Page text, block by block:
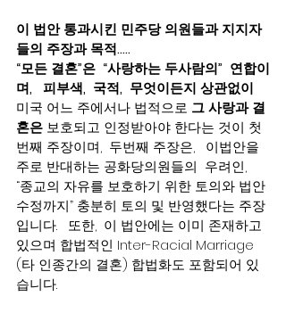
이 법안 통과시킨 민주당 의원들과 지지자
들의 주장과 목적…..
“모든 결혼”은  “사랑하는 두사람의”  연합이
며,   피부색,  국적,  무엇이든지 상관없이
미국 어느 주에서나 법적으로 그 사랑과 결
혼은 보호되고 인정받아야 한다는 것이 첫
번째 주장이며,  두번째 주장은,   이법안을
주로 반대하는 공화당의원들의  우려인,
“종교의 자유를 보호하기 위한 토의와 법안
수정까지” 충분히 토의 및 반영했다는 주장
입니다.   또한,  이 법안에는 이미 존재하고
있으며 합법적인 Inter-Racial Marriage
(타 인종간의 결혼) 합법화도 포함되어 있
습니다.